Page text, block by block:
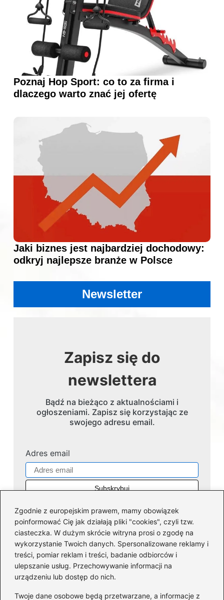
Zgodnie z europejskim prawem, mamy obowiązek
poinformować Cię jak działają pliki "cookies", czyli tzw.
ciasteczka. W dużym skrócie witryna prosi o zgodę na
wykorzystanie Twoich danych. Spersonalizowane reklamy i
treści, pomiar reklam i treści, badanie odbiorców i
ulepszanie usług. Przechowywanie informacji na
urządzeniu lub dostęp do nich.
Twoje dane osobowe będą przetwarzane, a informacje z
Poznaj Hop Sport: co to za firma i
dlaczego warto znać jej ofertę
Jaki biznes jest najbardziej dochodowy:
odkryj najlepsze branże w Polsce
Newsletter
Zapisz się do
newslettera
Bądź na bieżąco z aktualnościami i
ogłoszeniami. Zapisz się korzystając ze
swojego adresu email.
Adres email
Kategorie
Dofinansowania(36)
Firmy (45)